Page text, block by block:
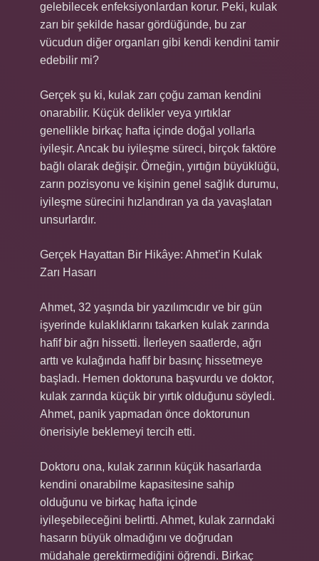
gelebilecek enfeksiyonlardan korur. Peki, kulak
zarı bir şekilde hasar gördüğünde, bu zar
vücudun diğer organları gibi kendi kendini tamir
edebilir mi?
Gerçek şu ki, kulak zarı çoğu zaman kendini
onarabilir. Küçük delikler veya yırtıklar
genellikle birkaç hafta içinde doğal yollarla
iyileşir. Ancak bu iyileşme süreci, birçok faktöre
bağlı olarak değişir. Örneğin, yırtığın büyüklüğü,
zarın pozisyonu ve kişinin genel sağlık durumu,
iyileşme sürecini hızlandıran ya da yavaşlatan
unsurlardır.
Gerçek Hayattan Bir Hikâye: Ahmet’in Kulak
Zarı Hasarı
Ahmet, 32 yaşında bir yazılımcıdır ve bir gün
işyerinde kulaklıklarını takarken kulak zarında
hafif bir ağrı hissetti. İlerleyen saatlerde, ağrı
arttı ve kulağında hafif bir basınç hissetmeye
başladı. Hemen doktoruna başvurdu ve doktor,
kulak zarında küçük bir yırtık olduğunu söyledi.
Ahmet, panik yapmadan önce doktorunun
önerisiyle beklemeyi tercih etti.
Doktoru ona, kulak zarının küçük hasarlarda
kendini onarabilme kapasitesine sahip
olduğunu ve birkaç hafta içinde
iyileşebileceğini belirtti. Ahmet, kulak zarındaki
hasarın büyük olmadığını ve doğrudan
müdahale gerektirmediğini öğrendi. Birkaç